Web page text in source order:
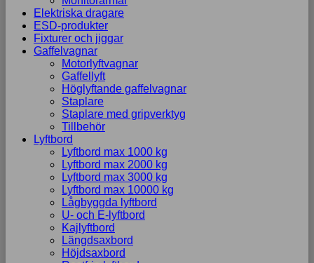
Elektriska dragare
ESD-produkter
Fixturer och jiggar
Gaffelvagnar
Motorlyftvagnar
Gaffellyft
Höglyftande gaffelvagnar
Staplare
Staplare med gripverktyg
Tillbehör
Lyftbord
Lyftbord max 1000 kg
Lyftbord max 2000 kg
Lyftbord max 3000 kg
Lyftbord max 10000 kg
Lågbyggda lyftbord
U- och E-lyftbord
Kajlyftbord
Längdsaxbord
Höjdsaxbord